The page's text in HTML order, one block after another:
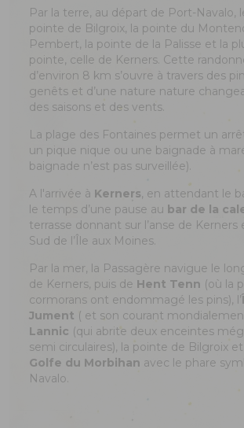
Par la terre, au départ de Port-Navalo,
pointe de Bilgroix, la pointe du
Pembert, la pointe de la Palisse et la
pointe, celle de Kerners. Cette
d’environ 8 km s’ouvre à travers des
genêts et d’une nature nature
des saisons et des vents.
La plage des Fontaines permet un
un pique nique ou une baignade à
baignade n’est pas surveillée).
A l'arrivée à Kerners, en attendant le
le temps d’une pause au bar de la
terrasse donnant sur l’anse de Kerners
Sud de l’Île aux Moines.
Par la mer, la Passagère navigue le
de Kerners, puis de Hent Tenn (où la
cormorans ont endommagé les pins), l’
Jument ( et son courant
Lannic (qui abrite deux enceintes
semi circulaires), la pointe de Bilgroix
Golfe du Morbihan avec le phare
Navalo.